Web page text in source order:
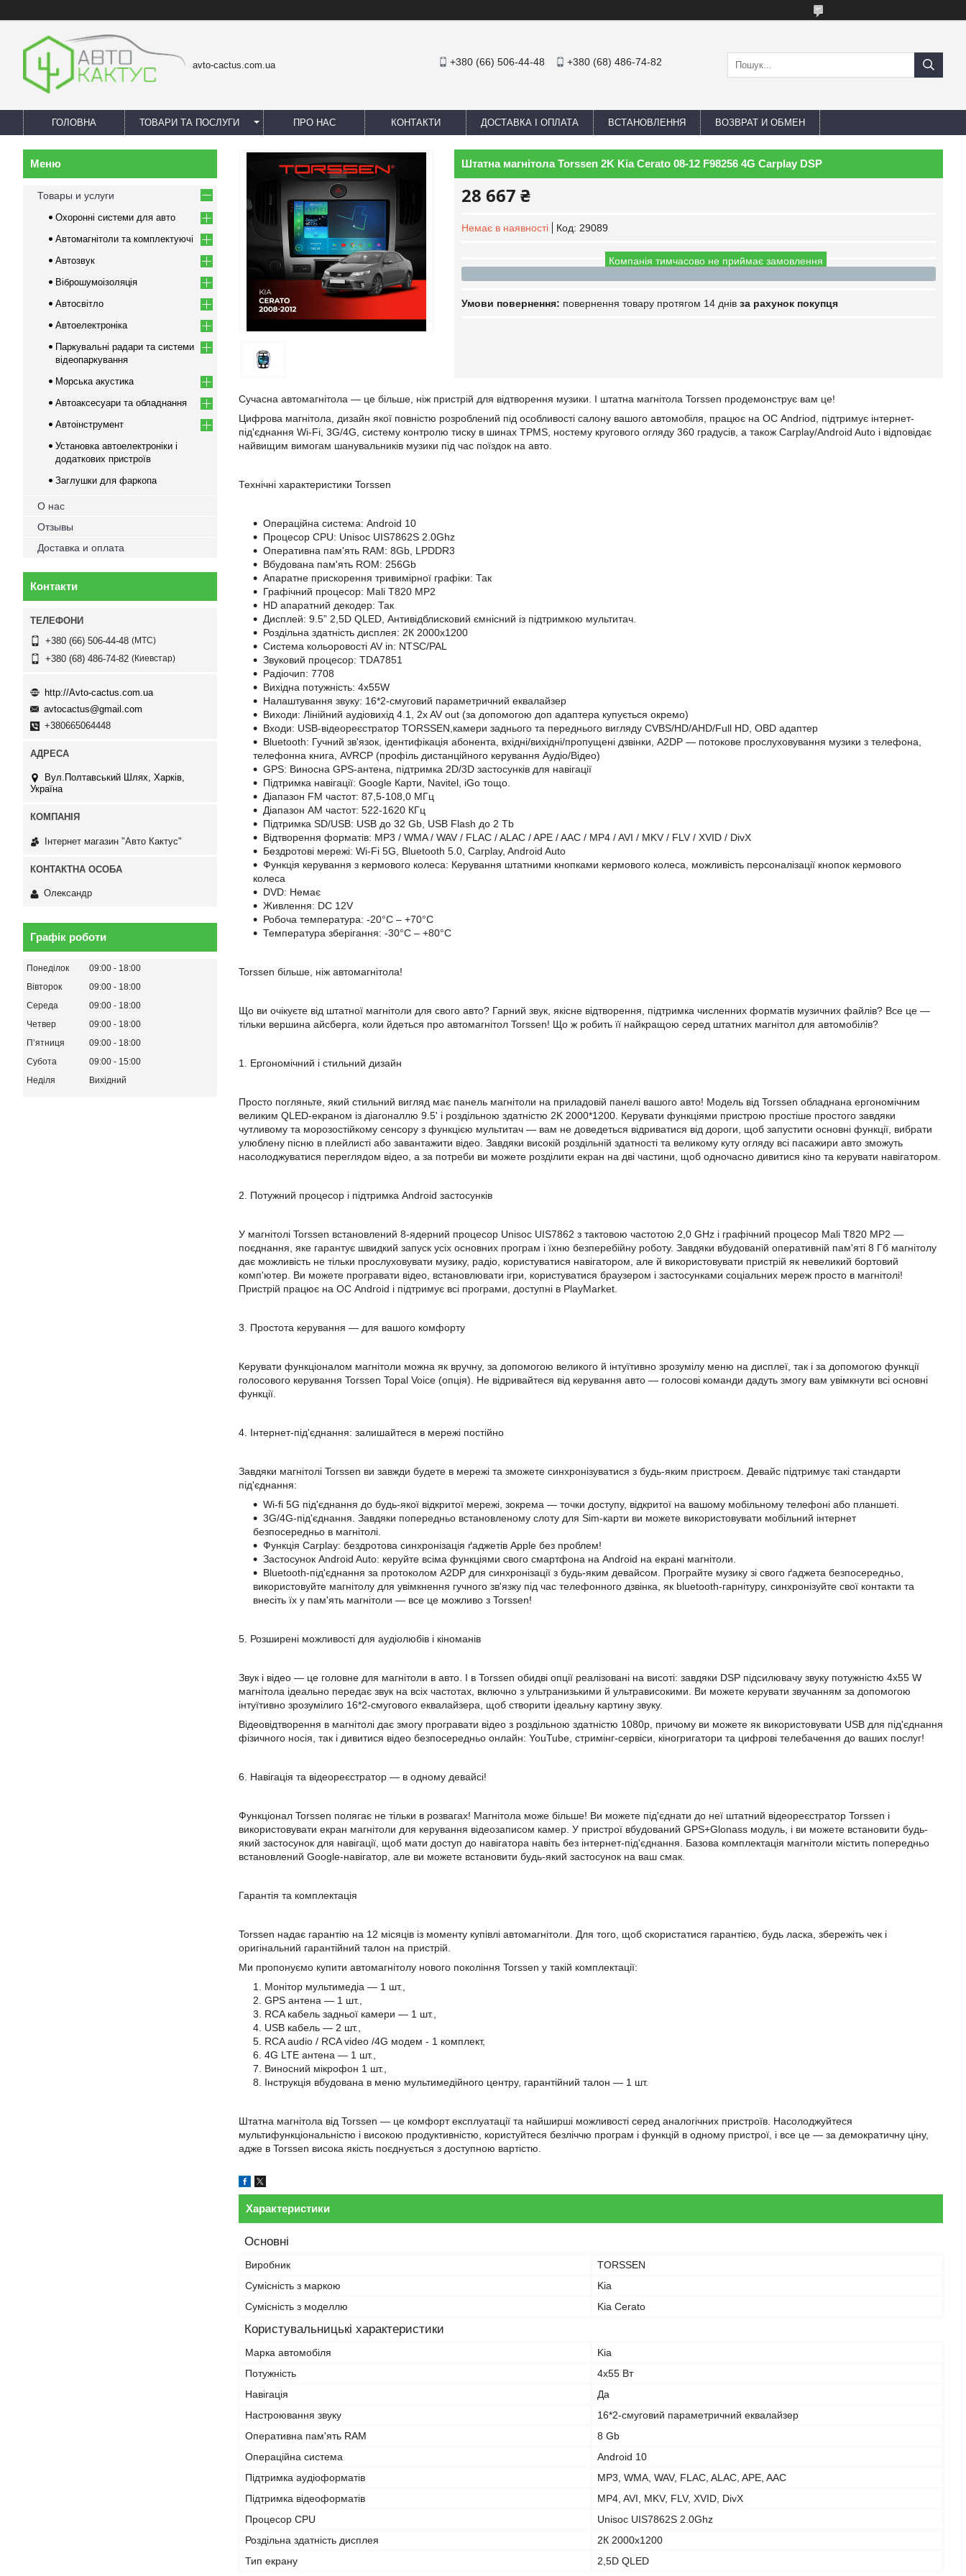
avto-cactus.com.ua +380 (66) 506-44-48 +380 (68) 486-74-82
ГОЛОВНА ТОВАРИ ТА ПОСЛУГИ ПРО НАС КОНТАКТИ ДОСТАВКА І ОПЛАТА ВСТАНОВЛЕННЯ ВОЗВРАТ И ОБМЕН
Штатна магнітола Torssen 2K Kia Cerato 08-12 F98256 4G Carplay DSP
28 667 ₴
Немає в наявності Код: 29089
Компанія тимчасово не приймає замовлення
повернення товару протягом 14 днів за рахунок покупця
Сучасна автомагнітола — це більше, ніж пристрій для відтворення музики. І штатна магнітола Torssen продемонструє вам це!
Цифрова магнітола, дизайн якої повністю розроблений під особливості салону вашого автомобіля, працює на ОС Andriod, підтримує інтернет-
під'єднання Wi-Fi, 3G/4G, систему контролю тиску в шинах TPMS, ностему кругового огляду 360 градусів, а також Carplay/Android Auto і відповідає
найвищим вимогам шанувальників музики під час поїздок на авто.
Технічні характеристики Torssen
Операційна система: Android 10
Процесор CPU: Unisoc UIS7862S 2.0Ghz
Оперативна пам'ять RAM: 8Gb, LPDDR3
Вбудована пам'ять ROM: 256Gb
Апаратне прискорення тривимірної графіки: Так
Графічний процесор: Mali T820 MP2
HD апаратний декодер: Так
Дисплей: 9.5” 2,5D QLED, Антивідблисковий ємнісний із підтримкою мультитач.
Роздільна здатність дисплея: 2К 2000х1200
Система кольоровості AV in: NTSC/PAL
Звуковий процесор: TDA7851
Радіочип: 7708
Вихідна потужність: 4х55W
Налаштування звуку: 16*2-смуговий параметричний еквалайзер
Виходи: Лінійний аудіовихід 4.1, 2x AV out (за допомогою доп адаптера купується окремо)
Входи: USB-відеореєстратор TORSSEN,камери заднього та переднього вигляду CVBS/HD/AHD/Full HD, OBD адаптер
Bluetooth: Гучний зв'язок, ідентифікація абонента, вхідні/вихідні/пропущені дзвінки, A2DP — потокове прослуховування музики з телефона,
телефонна книга, AVRCP (профіль дистанційного керування Аудіо/Відео)
GPS: Виносна GPS-антена, підтримка 2D/3D застосунків для навігації
Підтримка навігації: Google Карти, Navitel, iGo тощо.
Діапазон FM частот: 87,5-108,0 МГц
Діапазон АМ частот: 522-1620 КГц
Підтримка SD/USB: USB до 32 Gb, USB Flash до 2 Tb
Відтворення форматів: MP3 / WMA / WAV / FLAC / ALAC / APE / AAC / MP4 / AVI / MKV / FLV / XVID / DivX
Бездротові мережі: Wi-Fi 5G, Bluetooth 5.0, Carplay, Android Auto
Функція керування з кермового колеса: Керування штатними кнопками кермового колеса, можливість персоналізації кнопок кермового
колеса
DVD: Немає
Живлення: DC 12V
Робоча температура: -20°C – +70°C
Температура зберігання: -30°C – +80°C
Torssen більше, ніж автомагнітола!
Що ви очікуєте від штатної магнітоли для свого авто? Гарний звук, якісне відтворення, підтримка численних форматів музичних файлів? Все це —
тільки вершина айсберга, коли йдеться про автомагнітол Torssen! Що ж робить її найкращою серед штатних магнітол для автомобілів?
1. Ергономічний і стильний дизайн
Просто погляньте, який стильний вигляд має панель магнітоли на приладовій панелі вашого авто! Модель від Torssen обладнана ергономічним
великим QLED-екраном із діагоналлю 9.5' і роздільною здатністю 2K 2000*1200. Керувати функціями пристрою простіше простого завдяки
чутливому та морозостійкому сенсору з функцією мультитач — вам не доведеться відриватися від дороги, щоб запустити основні функції, вибрати
улюблену пісню в плейлисті або завантажити відео. Завдяки високій роздільній здатності та великому куту огляду всі пасажири авто зможуть
насолоджуватися переглядом відео, а за потреби ви можете розділити екран на дві частини, щоб одночасно дивитися кіно та керувати навігатором.
2. Потужний процесор і підтримка Android застосунків
У магнітолі Torssen встановлений 8-ядерний процесор Unisoc UIS7862 з тактовою частотою 2,0 GHz і графічний процесор Mali T820 MP2 —
поєднання, яке гарантує швидкий запуск усіх основних програм і їхню безперебійну роботу. Завдяки вбудованій оперативній пам'яті 8 Гб магнітолу
дає можливість не тільки прослуховувати музику, радіо, користуватися навігатором, але й використовувати пристрій як невеликий бортовий
комп'ютер. Ви можете програвати відео, встановлювати ігри, користуватися браузером і застосунками соціальних мереж просто в магнітолі!
Пристрій працює на ОС Android і підтримує всі програми, доступні в PlayMarket.
3. Простота керування — для вашого комфорту
Керувати функціоналом магнітоли можна як вручну, за допомогою великого й інтуїтивно зрозумілу меню на дисплеї, так і за допомогою функції
голосового керування Torssen Topal Voice (опція). Не відривайтеся від керування авто — голосові команди дадуть змогу вам увімкнути всі основні
функції.
4. Інтернет-під'єднання: залишайтеся в мережі постійно
Завдяки магнітолі Torssen ви завжди будете в мережі та зможете синхронізуватися з будь-яким пристроєм. Девайс підтримує такі стандарти
під'єднання:
Wi-fi 5G під'єднання до будь-якої відкритої мережі, зокрема — точки доступу, відкритої на вашому мобільному телефоні або планшеті.
3G/4G-під'єднання. Завдяки попередньо встановленому слоту для Sim-карти ви можете використовувати мобільний інтернет
безпосередньо в магнітолі.
Функція Carplay: бездротова синхронізація ґаджетів Apple без проблем!
Застосунок Android Auto: керуйте всіма функціями свого смартфона на Android на екрані магнітоли.
Bluetooth-під'єднання за протоколом A2DP для синхронізації з будь-яким девайсом. Програйте музику зі свого ґаджета безпосередньо,
використовуйте магнітолу для увімкнення гучного зв'язку під час телефонного дзвінка, як bluetooth-гарнітуру, синхронізуйте свої контакти та
внесіть їх у пам'ять магнітоли — все це можливо з Torssen!
5. Розширені можливості для аудіолюбів і кіноманів
Звук і відео — це головне для магнітоли в авто. І в Torssen обидві опції реалізовані на висоті: завдяки DSP підсилювачу звуку потужністю 4х55 W
магнітола ідеально передає звук на всіх частотах, включно з ультранизькими й ультрависокими. Ви можете керувати звучанням за допомогою
інтуїтивно зрозумілиго 16*2-смугового еквалайзера, щоб створити ідеальну картину звуку.
Відеовідтворення в магнітолі дає змогу програвати відео з роздільною здатністю 1080р, причому ви можете як використовувати USB для під'єднання
фізичного носія, так і дивитися відео безпосередньо онлайн: YouTube, стримінг-сервіси, кіногригатори та цифрові телебачення до ваших послуг!
6. Навігація та відеореєстратор — в одному девайсі!
Функціонал Torssen полягає не тільки в розвагах! Магнітола може більше! Ви можете під'єднати до неї штатний відеореєстратор Torssen і
використовувати екран магнітоли для керування відеозаписом камер. У пристрої вбудований GPS+Glonass модуль, і ви можете встановити будь-
який застосунок для навігації, щоб мати доступ до навігатора навіть без інтернет-під'єднання. Базова комплектація магнітоли містить попередньо
встановлений Google-навігатор, але ви можете встановити будь-який застосунок на ваш смак.
Гарантія та комплектація
Torssen надає гарантію на 12 місяців із моменту купівлі автомагнітоли. Для того, щоб скористатися гарантією, будь ласка, збережіть чек і
оригінальний гарантійний талон на пристрій.
Ми пропонуємо купити автомагнітолу нового покоління Torssen у такій комплектації:
Монітор мультимедіа — 1 шт.,
GPS антена — 1 шт.,
RCA кабель задньої камери — 1 шт.,
USB кабель — 2 шт.,
RCA audio / RCA video /4G модем - 1 комплект,
4G LTE антена — 1 шт.,
Виносний мікрофон 1 шт.,
Інструкція вбудована в меню мультимедійного центру, гарантійний талон — 1 шт.
Штатна магнітола від Torssen — це комфорт експлуатації та найширші можливості серед аналогічних пристроїв. Насолоджуйтеся
мультифункціональністю і високою продуктивністю, користуйтеся безліччю програм і функцій в одному пристрої, і все це — за демократичну ціну,
адже в Torssen висока якість поєднується з доступною вартістю.
Характеристики
Основні
Виробник
TORSSEN
Сумісність з маркою
Kia
Сумісність з моделлю
Kia Cerato
Користувальницькі характеристики
Марка автомобіля
Kia
Потужність
4х55 Вт
Навігація
Да
Настроювання звуку
16*2-смуговий параметричний еквалайзер
Оперативна пам'ять RAM
8 Gb
Операційна система
Android 10
Підтримка аудіоформатів
MP3, WMA, WAV, FLAC, ALAC, APE, AAC
Підтримка відеоформатів
MP4, AVI, MKV, FLV, XVID, DivX
Процесор CPU
Unisoc UIS7862S 2.0Ghz
Роздільна здатність дисплея
2К 2000x1200
Тип екрану
2,5D QLED
Товары и услуги
Охоронні системи для авто
Автомагнітоли та комплектуючі
Автозвук
Віброшумоізоляція
Автосвітло
Автоелектроніка
Паркувальні радари та системи
відеопаркування
Морська акустика
Автоаксесуари та обладнання
Автоінструмент
Установка автоелектроніки і
додаткових пристроїв
Заглушки для фаркопа
О нас
Отзывы
Доставка и оплата
Контакти
+380 (66) 506-44-48 МТС
+380 (68) 486-74-82 Киевстар
http://Avto-cactus.com.ua
avtocactus@gmail.com
+380665064448
Вул.Полтавський Шлях, Харків,
Україна
Інтернет магазин "Авто Кактус"
Олександр
Графік роботи
Понеділок 09:00
18:00
Вівторок
09:00
18:00
Середа
09:00
18:00
Четвер
09:00
18:00
Пʼятниця
09:00
18:00
Субота
09:00
15:00
Неділя
Вихідний